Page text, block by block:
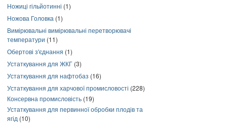
Ножиці гільйотинні (1)
Ножова Головка (1)
Вимірювальні вимірювальні перетворювачі
температури (11)
Обертові з'єднання (1)
Устаткування для ЖКГ (3)
Устаткування для нафтобаз (16)
Устаткування для харчової промисловості (228)
Консервна промисловість (19)
Устаткування для первинної обробки плодів та
ягід (10)